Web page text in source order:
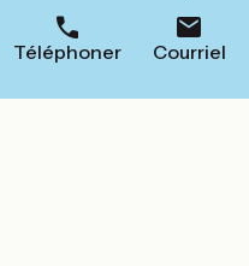
Téléphoner Courriel